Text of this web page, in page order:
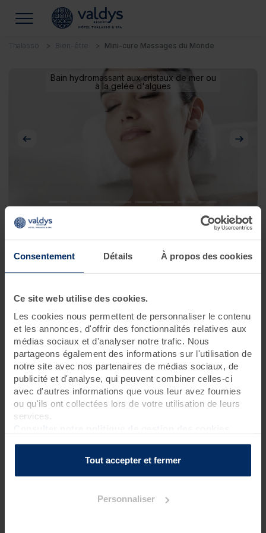
Consentement Détails À propos des cookies
Ce site web utilise des cookies.
Les cookies nous permettent de personnaliser le contenu
et les annonces, d'offrir des fonctionnalités relatives aux
médias sociaux et d'analyser notre trafic. Nous
partageons également des informations sur l'utilisation de
notre site avec nos partenaires de médias sociaux, de
publicité et d'analyse, qui peuvent combiner celles-ci
avec d'autres informations que vous leur avez fournies
ou qu'ils ont collectées lors de votre utilisation de leurs
services.
Tout accepter et fermer
Personnaliser
Thalasso Bien-être Mini-cure Massages du Monde
Bain hydromassant aux cristaux de mer ou
à la gelée d'algues
Mini-cure Massages du Monde
Je souhaite voyager les yeux fermés !
aux techniques ancestrales assure bien-être et détente.
Les soins thalasso dispensés dans cettecure bien-être
permettent quant à eux de profiter pleinement des bienfaits
marins. Sensation d’évasion aux quatre coins du monde
assurée !
Programme des soins
1 enveloppement de crème d'algues laminaires sur matelas
?
1 bain hydromassant aux cristaux de mer ou à la gelée